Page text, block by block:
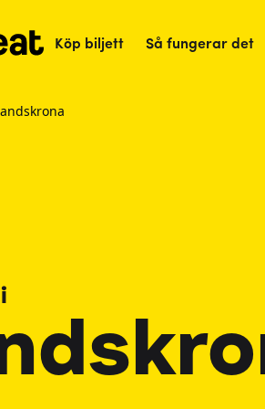
Köp biljett Så fungerar det